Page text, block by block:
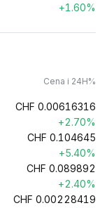
+1.60%
Cena i 24H%
CHF 0.00616316
+2.70%
CHF 0.104645
+5.40%
CHF 0.089892
+2.40%
CHF 0.00228419